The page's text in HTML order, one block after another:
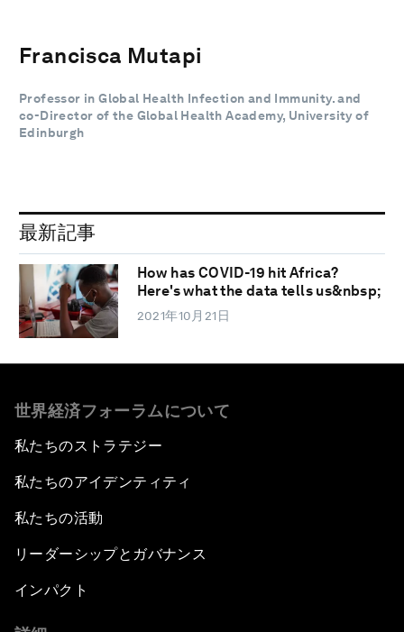
Francisca Mutapi
Professor in Global Health Infection and Immunity. and
co-Director of the Global Health Academy, University of
Edinburgh
最新記事
How has COVID-19 hit Africa?
Here's what the data tells us&nbsp;
2021年10月21日
世界経済フォーラムについて
私たちのストラテジー
私たちのアイデンティティ
私たちの活動
リーダーシップとガバナンス
インパクト